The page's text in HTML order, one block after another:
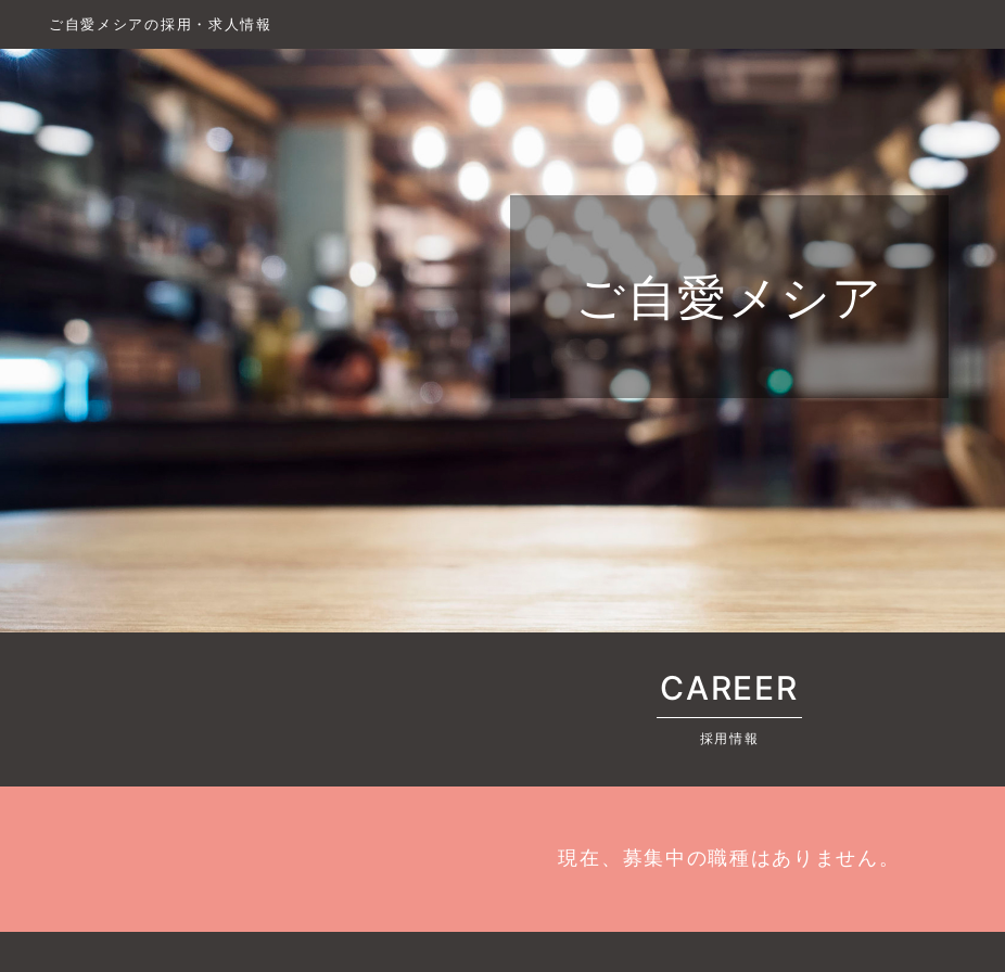
ご自愛メシアの採用・求人情報
ご自愛メシア
CAREER
採用情報
現在、募集中の職種はありません。